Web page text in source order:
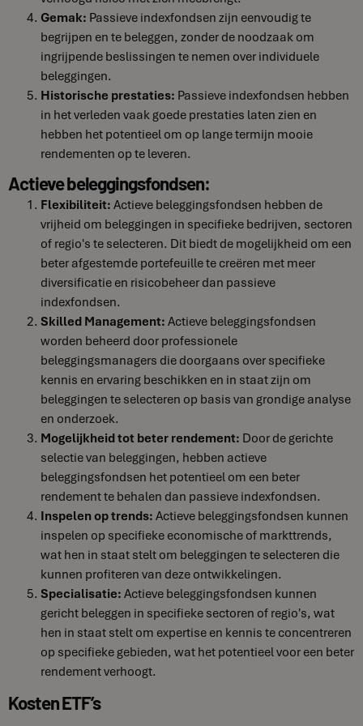
Gemak: Passieve indexfondsen zijn eenvoudig te
begrijpen en te beleggen, zonder de noodzaak om
ingrijpende beslissingen te nemen over individuele
beleggingen.
Historische prestaties: Passieve indexfondsen hebben
in het verleden vaak goede prestaties laten zien en
hebben het potentieel om op lange termijn mooie
rendementen op te leveren.
Actieve beleggingsfondsen:
Flexibiliteit: Actieve beleggingsfondsen hebben de
vrijheid om beleggingen in specifieke bedrijven, sectoren
of regio's te selecteren. Dit biedt de mogelijkheid om een
beter afgestemde portefeuille te creëren met meer
diversificatie en risicobeheer dan passieve
indexfondsen.
Skilled Management: Actieve beleggingsfondsen
worden beheerd door professionele
beleggingsmanagers die doorgaans over specifieke
kennis en ervaring beschikken en in staat zijn om
beleggingen te selecteren op basis van grondige analyse
en onderzoek.
Mogelijkheid tot beter rendement: Door de gerichte
selectie van beleggingen, hebben actieve
beleggingsfondsen het potentieel om een beter
rendement te behalen dan passieve indexfondsen.
Inspelen op trends: Actieve beleggingsfondsen kunnen
inspelen op specifieke economische of markttrends,
wat hen in staat stelt om beleggingen te selecteren die
kunnen profiteren van deze ontwikkelingen.
Specialisatie: Actieve beleggingsfondsen kunnen
gericht beleggen in specifieke sectoren of regio's, wat
hen in staat stelt om expertise en kennis te concentreren
op specifieke gebieden, wat het potentieel voor een beter
rendement verhoogt.
Kosten ETF’s